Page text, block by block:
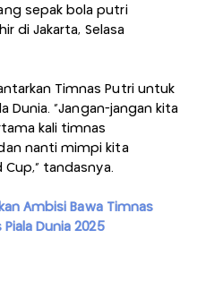
sepak bola putri
di Jakarta, Selasa
Timnas Putri untuk
Dunia. "Jangan-jangan kita
kali timnas
nanti mimpi kita
Cup," tandasnya.
Ambisi Bawa Timnas
Dunia 2025